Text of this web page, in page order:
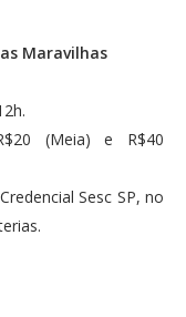
Maravilhas
(Meia) e R$40
Sesc SP, no